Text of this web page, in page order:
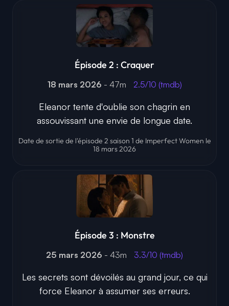
Épisode 2 : Craquer
18 mars 2026 - 47m 2.5/10 (tmdb)
Eleanor tente d'oublie son chagrin en
assouvissant une envie de longue date.
Date de sortie de l'épisode 2 saison 1 de Imperfect Women le
18 mars 2026
Épisode 3 : Monstre
25 mars 2026 - 43m 3.3/10 (tmdb)
Les secrets sont dévoilés au grand jour, ce qui
force Eleanor à assumer ses erreurs.